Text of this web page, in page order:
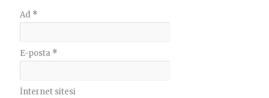
Ad *
E-posta *
İnternet sitesi